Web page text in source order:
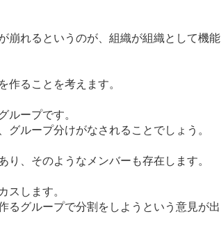
崩れるというのが、組織が組織として機能
ることを考えます。
ープです。
ループ分けがなされることでしょう。
、そのようなメンバーも存在します。
します。
るグループで分割をしようという意見が出